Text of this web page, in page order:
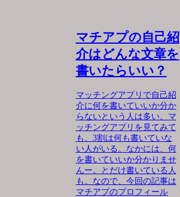
マチアプの自己紹
介はどんな文章を
書いたらいい？
マッチングアプリで自己紹
介に何を書いていいか分か
らないという人は多い。マ
ッチングアプリを見てみて
も、3割は何も書いていな
い人がいる。なかには、何
を書いていいか分かりませ
んー。とだけ書いている人
も。なので、今回の記事は
マチアプのプロフィール